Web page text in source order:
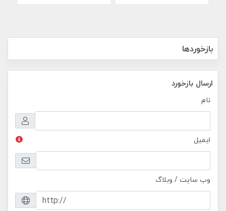
بازخوردها
ارسال بازخورد
نام
ایمیل
وب سایت / وبلاگ